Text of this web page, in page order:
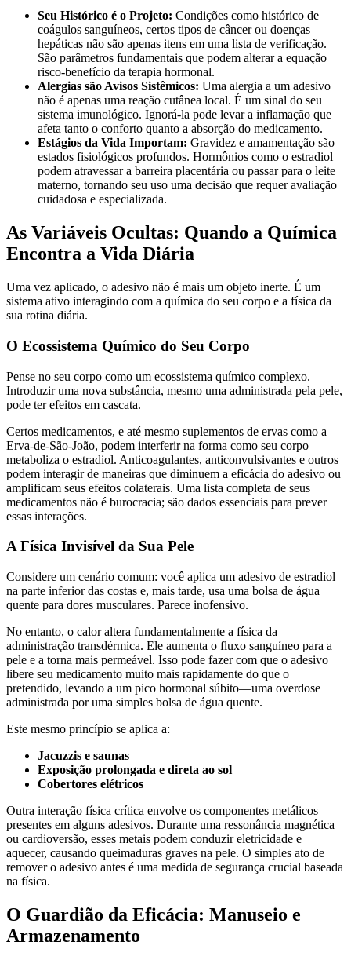
Seu Histórico é o Projeto: Condições como histórico de
coágulos sanguíneos, certos tipos de câncer ou doenças
hepáticas não são apenas itens em uma lista de verificação.
São parâmetros fundamentais que podem alterar a equação
risco-benefício da terapia hormonal.
Alergias são Avisos Sistêmicos: Uma alergia a um adesivo
não é apenas uma reação cutânea local. É um sinal do seu
sistema imunológico. Ignorá-la pode levar a inflamação que
afeta tanto o conforto quanto a absorção do medicamento.
Estágios da Vida Importam: Gravidez e amamentação são
estados fisiológicos profundos. Hormônios como o estradiol
podem atravessar a barreira placentária ou passar para o leite
materno, tornando seu uso uma decisão que requer avaliação
cuidadosa e especializada.
As Variáveis Ocultas: Quando a Química
Encontra a Vida Diária
Uma vez aplicado, o adesivo não é mais um objeto inerte. É um
sistema ativo interagindo com a química do seu corpo e a física da
sua rotina diária.
O Ecossistema Químico do Seu Corpo
Pense no seu corpo como um ecossistema químico complexo.
Introduzir uma nova substância, mesmo uma administrada pela pele,
pode ter efeitos em cascata.
Certos medicamentos, e até mesmo suplementos de ervas como a
Erva-de-São-João, podem interferir na forma como seu corpo
metaboliza o estradiol. Anticoagulantes, anticonvulsivantes e outros
podem interagir de maneiras que diminuem a eficácia do adesivo ou
amplificam seus efeitos colaterais. Uma lista completa de seus
medicamentos não é burocracia; são dados essenciais para prever
essas interações.
A Física Invisível da Sua Pele
Considere um cenário comum: você aplica um adesivo de estradiol
na parte inferior das costas e, mais tarde, usa uma bolsa de água
quente para dores musculares. Parece inofensivo.
No entanto, o calor altera fundamentalmente a física da
administração transdérmica. Ele aumenta o fluxo sanguíneo para a
pele e a torna mais permeável. Isso pode fazer com que o adesivo
libere seu medicamento muito mais rapidamente do que o
pretendido, levando a um pico hormonal súbito—uma overdose
administrada por uma simples bolsa de água quente.
Este mesmo princípio se aplica a:
Jacuzzis e saunas
Exposição prolongada e direta ao sol
Cobertores elétricos
Outra interação física crítica envolve os componentes metálicos
presentes em alguns adesivos. Durante uma ressonância magnética
ou cardioversão, esses metais podem conduzir eletricidade e
aquecer, causando queimaduras graves na pele. O simples ato de
remover o adesivo antes é uma medida de segurança crucial baseada
na física.
O Guardião da Eficácia: Manuseio e
Armazenamento